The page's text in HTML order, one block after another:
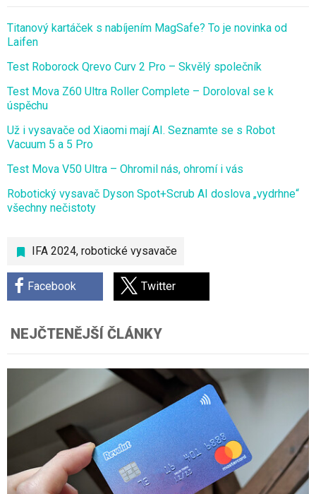
IFA 2024, robotické vysavače
Facebook Twitter
Titanový kartáček s nabíjením MagSafe? To je novinka od
Laifen
Test Roborock Qrevo Curv 2 Pro – Skvělý společník
Test Mova Z60 Ultra Roller Complete – Doroloval se k
úspěchu
Už i vysavače od Xiaomi mají AI. Seznamte se s Robot
Vacuum 5 a 5 Pro
Test Mova V50 Ultra – Ohromil nás, ohromí i vás
Robotický vysavač Dyson Spot+Scrub AI doslova „vydrhne“
všechny nečistoty
NEJČTENĚJŠÍ ČLÁNKY